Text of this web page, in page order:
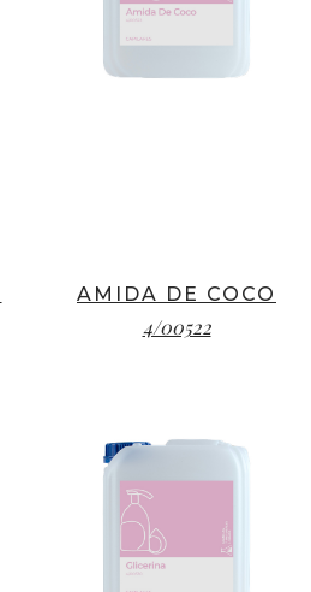
AMIDA DE COCO
4/00522